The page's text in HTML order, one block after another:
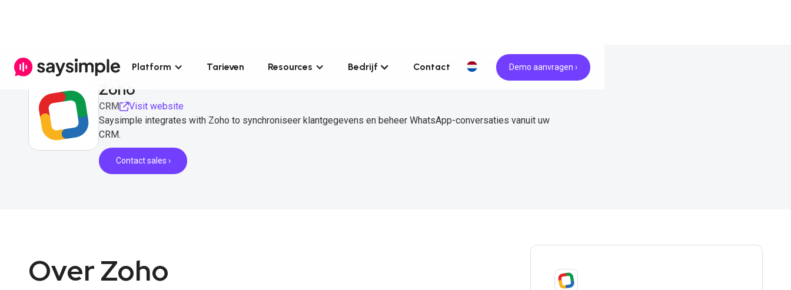
Platform Tarieven Resources Bedrijf Contact Demo aanvragen ›
Zoho
CRM
Visit website
Saysimple integrates with Zoho to synchroniseer klantgegevens en beheer WhatsApp-conversaties vanuit uw
CRM.
Contact sales ›
Over Zoho